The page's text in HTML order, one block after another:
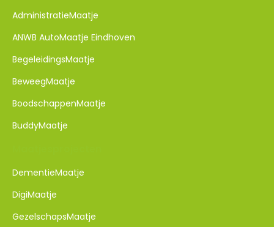
AdministratieMaatje
ANWB AutoMaatje Eindhoven
BegeleidingsMaatje
BeweegMaatje
BoodschappenMaatje
BuddyMaatje
DementieMaatje​
DigiMaatje
GezelschapsMaatje